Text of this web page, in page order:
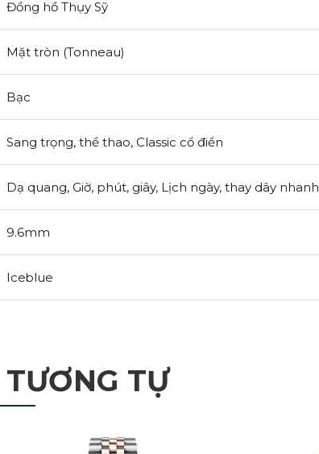
Đồng hồ Thụy Sỹ
Mặt tròn (Tonneau)
Bạc
Sang trọng, thể thao, Classic cổ điển
Dạ quang, Giờ, phút, giây, Lịch ngày, thay dây nhanh
9.6mm
Iceblue
TỰ